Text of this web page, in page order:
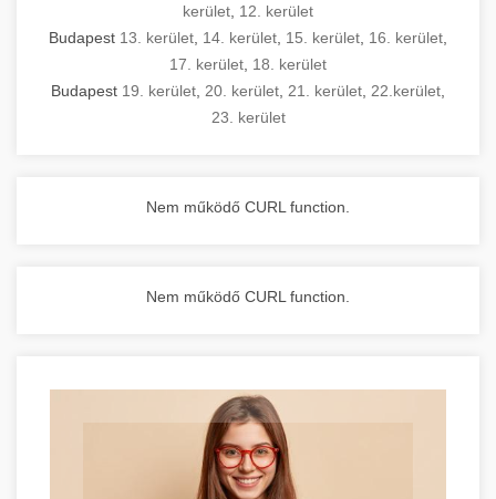
kerület 12. kerület
Budapest 13. kerület 14. kerület 15. kerület 16. kerület
17. kerület 18. kerület
Budapest 19. kerület 20. kerület 21. kerület 22.kerület
23. kerület
Nem működő CURL function.
Nem működő CURL function.